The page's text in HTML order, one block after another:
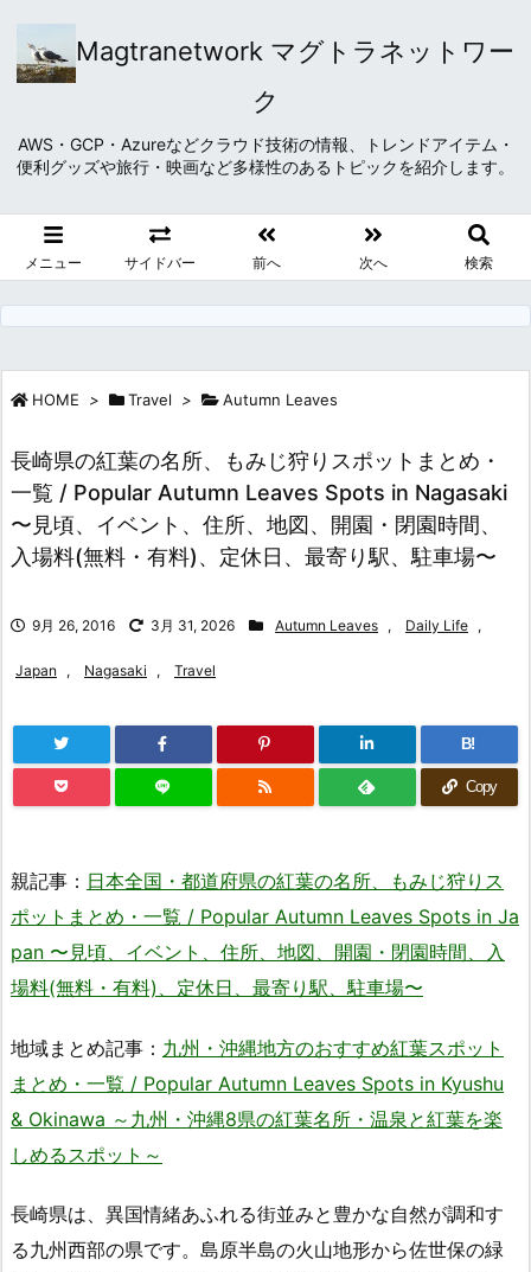
Magtranetwork マグトラネットワー
ク
AWS・GCP・Azureなどクラウド技術の情報、トレンドアイテム・
便利グッズや旅行・映画など多様性のあるトピックを紹介します。
メニュー サイドバー 前へ 次へ 検索
HOME > Travel > Autumn Leaves
長崎県の紅葉の名所、もみじ狩りスポットまとめ・
一覧 / Popular Autumn Leaves Spots in Nagasaki
〜見頃、イベント、住所、地図、開園・閉園時間、
入場料(無料・有料)、定休日、最寄り駅、駐車場〜
9月 26, 2016 3月 31, 2026 Autumn Leaves , Daily Life ,
Japan , Nagasaki , Travel
B!
Copy
親記事： 日本全国・都道府県の紅葉の名所、もみじ狩りス
ポットまとめ・一覧 / Popular Autumn Leaves Spots in Ja
pan 〜見頃、イベント、住所、地図、開園・閉園時間、入
場料(無料・有料)、定休日、最寄り駅、駐車場〜
地域まとめ記事： 九州・沖縄地方のおすすめ紅葉スポット
まとめ・一覧 / Popular Autumn Leaves Spots in Kyushu
& Okinawa ～九州・沖縄8県の紅葉名所・温泉と紅葉を楽
しめるスポット～
長崎県は、異国情緒あふれる街並みと豊かな自然が調和す
る九州西部の県です。島原半島の火山地形から佐世保の緑